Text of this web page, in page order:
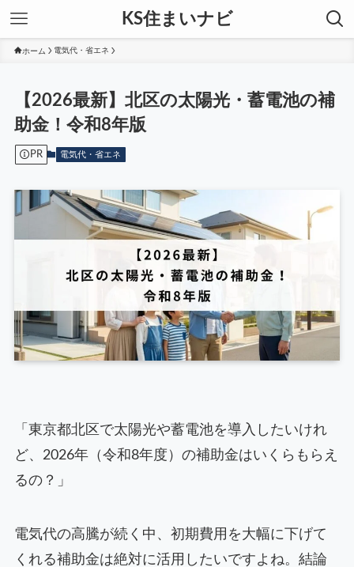
KS住まいナビ
ホーム 電気代・省エネ
【2026最新】北区の太陽光・蓄電池の補
助金！令和8年版
PR 電気代・省エネ
「東京都北区で太陽光や蓄電池を導入したいけれ
ど、2026年（令和8年度）の補助金はいくらもらえ
るの？」
電気代の高騰が続く中、初期費用を大幅に下げて
くれる補助金は絶対に活用したいですよね。結論